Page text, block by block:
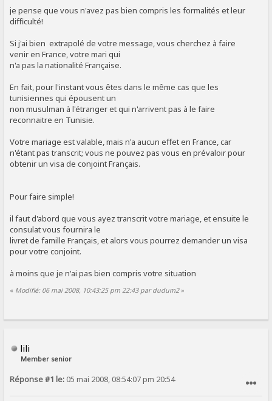
je pense que vous n'avez pas bien compris les formalités et leur
difficulté!
Si j'ai bien extrapolé de votre message, vous cherchez à faire
venir en France, votre mari qui
n'a pas la nationalité Française.
En fait, pour l'instant vous êtes dans le même cas que les
tunisiennes qui épousent un
non musulman à l'étranger et qui n'arrivent pas à le faire
reconnaitre en Tunisie.
Votre mariage est valable, mais n'a aucun effet en France, car
n'étant pas transcrit; vous ne pouvez pas vous en prévaloir pour
obtenir un visa de conjoint Français.
Pour faire simple!
il faut d'abord que vous ayez transcrit votre mariage, et ensuite le
consulat vous fournira le
livret de famille Français, et alors vous pourrez demander un visa
pour votre conjoint.
à moins que je n'ai pas bien compris votre situation
« Modifié: 06 mai 2008, 10:43:25 pm 22:43 par dudum2»
lili
Member senior
Réponse #1 le: 05 mai 2008, 08:54:07 pm 20:54